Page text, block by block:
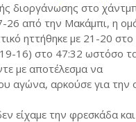
διοργάνωσης στο
26 από την Μακάμπι, η
ηττήθηκε με 21-20
16) στο 47:32 ωστόσο
με αποτέλεσμα να
αγώνα, αρκούσε για
είχαμε την φρεσκάδα